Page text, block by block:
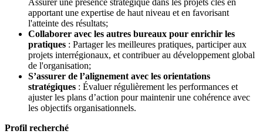
Assurer une présence stratégique dans les projets clés en
apportant une expertise de haut niveau et en favorisant
l'atteinte des résultats;
Collaborer avec les autres bureaux pour enrichir les
pratiques : Partager les meilleures pratiques, participer aux
projets interrégionaux, et contribuer au développement global
de l'organisation;
S’assurer de l’alignement avec les orientations
stratégiques : Évaluer régulièrement les performances et
ajuster les plans d’action pour maintenir une cohérence avec
les objectifs organisationnels.
Profil recherché